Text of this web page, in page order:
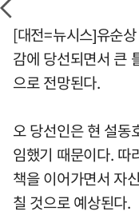
[대전=뉴시스]유순
감에 당선되면서 큰
으로 전망된다.
오 당선인은 현 설동
임했기 때문이다. 따
책을 이어가면서 자
칠 것으로 예상된다.